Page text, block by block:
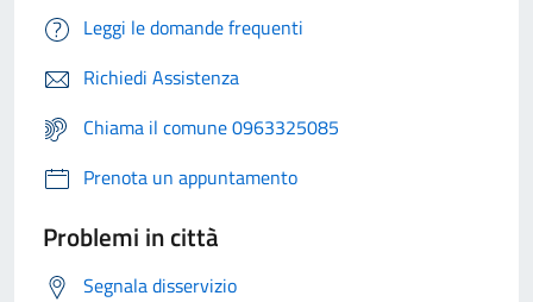
Leggi le domande frequenti
Richiedi Assistenza
Chiama il comune 0963325085
Prenota un appuntamento
Problemi in città
Segnala disservizio